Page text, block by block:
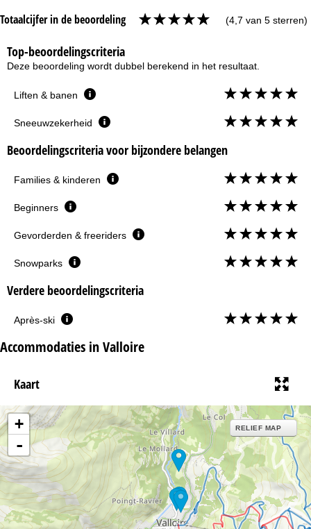
Totaalcijfer in de beoordeling (4,7 van 5 sterren)
Top-beoordelingscriteria
Deze beoordeling wordt dubbel berekend in het resultaat.
Liften & banen
Sneeuwzekerheid
Beoordelingscriteria voor bijzondere belangen
Families & kinderen
Beginners
Gevorderden & freeriders
Snowparks
Verdere beoordelingscriteria
Après-ski
Accommodaties in Valloire
Kaart
+
-
RELIEF MAP